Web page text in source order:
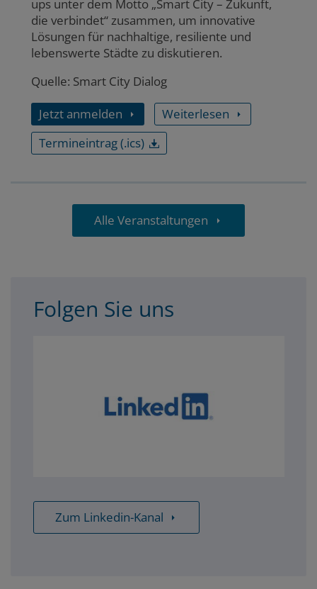
ups unter dem Motto „Smart City – Zukunft,
die verbindet“ zusammen, um innovative
Lösungen für nachhaltige, resiliente und
lebenswerte Städte zu diskutieren.
Quelle: Smart City Dialog
Jetzt anmelden
Weiterlesen
Termineintrag (.ics)
Alle Veranstaltungen
Folgen Sie uns
Zum Linkedin-Kanal